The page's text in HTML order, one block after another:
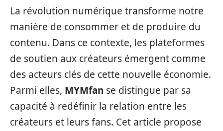
La révolution numérique transforme notre
manière de consommer et de produire du
contenu. Dans ce contexte, les plateformes
de soutien aux créateurs émergent comme
des acteurs clés de cette nouvelle économie.
Parmi elles, MYMfan se distingue par sa
capacité à redéfinir la relation entre les
créateurs et leurs fans. Cet article propose